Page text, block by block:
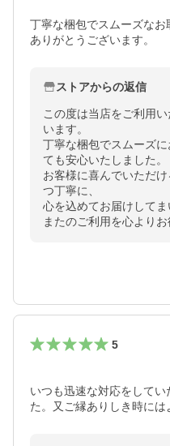
丁寧な梱包でスムーズなお
ありがとうございます。
ストアからの返信
この度は当店をご利用
います。
丁寧な梱包でスムーズ
ても安心いたしました。
お客様に喜んでいただ
つ丁寧に、
心を込めてお届けしてま
またのご利用を心よりお
5
いつも迅速な対応をして
た。又ご縁ありしき時には